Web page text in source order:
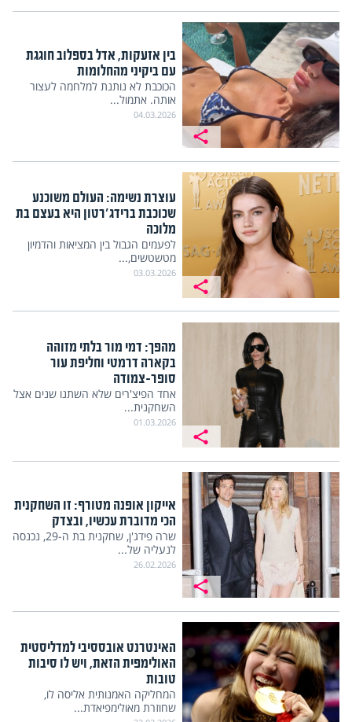
בין אזעקות, אדל בספלוב חוגגת
עם ביקיני מהחלומות
הכוכבת לא נותנת למלחמה לעצור
אותה. אתמול...
04.03.2026
עוצרת נשימה: העולם משוכנע
שכוכבת ברידג'רטון היא בעצם בת
מלוכה
לפעמים הגבול בין המציאות והדמיון
מטשטשים,...
03.03.2026
מהפך: דמי מור בלתי מזוהה
בקארה דרמטי וחליפת עור
סופר-צמודה
אחד הפיצ'רים שלא השתנו שנים אצל
השחקנית...
01.03.2026
אייקון אופנה מטורף: זו השחקנית
הכי מדוברת עכשיו, ובצדק
שרה פידג'ן, שחקנית בת ה-29, נכנסה
לנעליה של...
26.02.2026
האינטרנט אובססיבי למדליסטית
האולימפית הזאת, ויש לו סיבות
טובות
המחליקה האמנותית אליסה לו,
שחוזרת מאולימפיאדת...